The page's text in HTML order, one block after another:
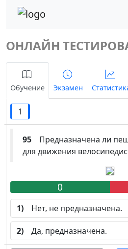
ОНЛАЙН
Обучение Экзамен
1
95 Предназначена ли
для движения
0
1) Нет, не предназначена.
2) Да, предназначена.